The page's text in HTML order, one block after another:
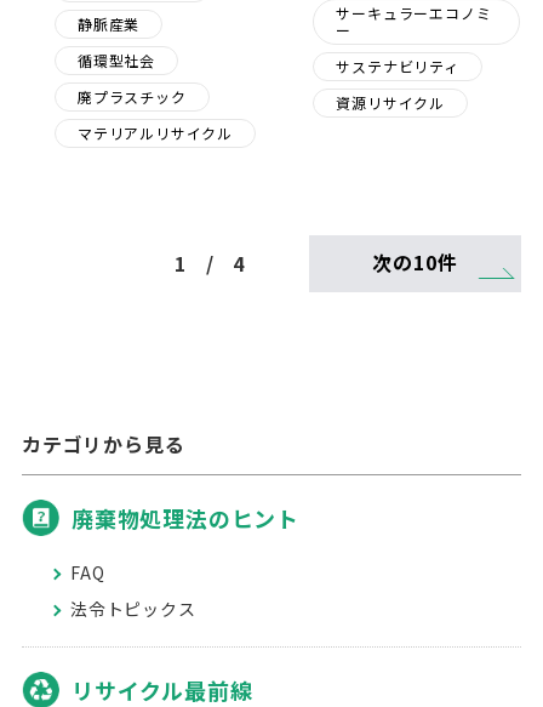
静脈産業
循環型社会
廃プラスチック
マテリアルリサイクル
サーキュラーエコノミ
ー
サステナビリティ
資源リサイクル
1 / 4 次の10件
カテゴリから見る
廃棄物処理法のヒント
FAQ
法令トピックス
リサイクル最前線